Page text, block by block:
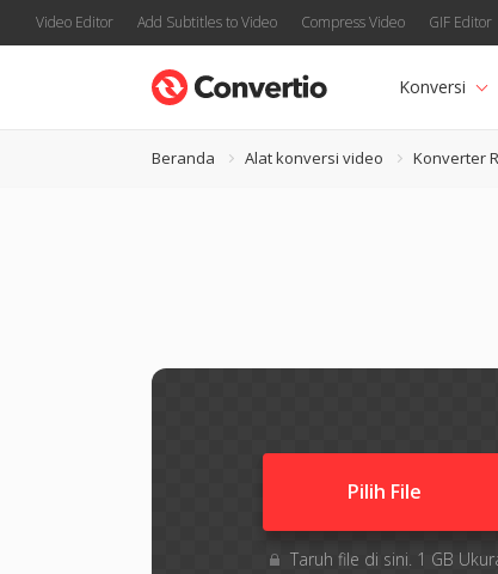
Video Editor Add Subtitles to Video Compress Video GIF Editor
Konversi
Beranda Alat konversi video Konverter
Pilih File
Taruh file di sini. 1 GB